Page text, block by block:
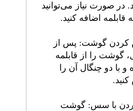
در صورت نیاز می‌توانید
اضافه کنید.
گوشت: پس از
گوشت را از قابلمه
با دو چنگال آن را
با سس: گوشت